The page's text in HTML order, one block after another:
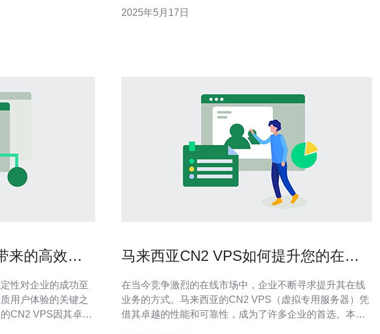
本文的
是外出，都能轻松畅游互联网世界。 马来西亚三网CN2采
2025年5月17日
来的高效网
性对企业的成功至
用户体验的关键之
CN2 VPS因其卓越
马来西亚CN2 VPS如何提升您的在线
在当今竞争激烈的在线市场中，企业不断寻求提升其在线
业务的方式。马来西亚的CN2 VPS（虚拟专用服务器）凭
借其卓越的性能和可靠性，成为了许多企业的首选。本文